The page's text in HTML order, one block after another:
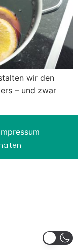
wir den
– und zwar